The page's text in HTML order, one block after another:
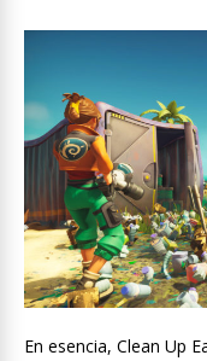
En esencia, Clean Up